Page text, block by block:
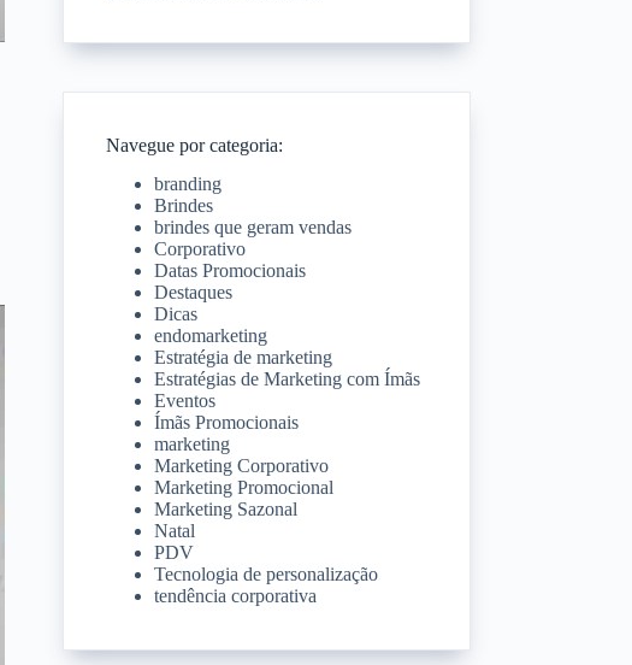
Navegue por categoria:
branding
Brindes
brindes que geram vendas
Corporativo
Datas Promocionais
Destaques
Dicas
endomarketing
Estratégia de marketing
Estratégias de Marketing com Ímãs
Eventos
Ímãs Promocionais
marketing
Marketing Corporativo
Marketing Promocional
Marketing Sazonal
Natal
PDV
Tecnologia de personalização
tendência corporativa